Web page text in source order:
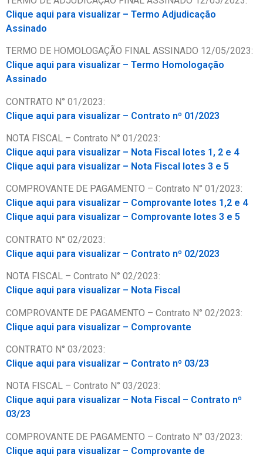
Clique aqui para visualizar – Termo Adjudicação
Assinado
TERMO DE HOMOLOGAÇÃO FINAL ASSINADO 12/05/2023:
Clique aqui para visualizar – Termo Homologação
Assinado
CONTRATO N° 01/2023:
Clique aqui para visualizar – Contrato nº 01/2023
NOTA FISCAL – Contrato N° 01/2023:
Clique aqui para visualizar – Nota Fiscal lotes 1, 2 e 4
Clique aqui para visualizar – Nota Fiscal lotes 3 e 5
COMPROVANTE DE PAGAMENTO – Contrato N° 01/2023:
Clique aqui para visualizar – Comprovante lotes 1,2 e 4
Clique aqui para visualizar – Comprovante lotes 3 e 5
CONTRATO N° 02/2023:
Clique aqui para visualizar – Contrato nº 02/2023
NOTA FISCAL – Contrato N° 02/2023:
Clique aqui para visualizar – Nota Fiscal
COMPROVANTE DE PAGAMENTO – Contrato N° 02/2023:
Clique aqui para visualizar – Comprovante
CONTRATO N° 03/2023:
Clique aqui para visualizar – Contrato nº 03/23
NOTA FISCAL – Contrato N° 03/2023:
Clique aqui para visualizar – Nota Fiscal – Contrato nº
03/23
COMPROVANTE DE PAGAMENTO – Contrato N° 03/2023:
Clique aqui para visualizar – Comprovante de